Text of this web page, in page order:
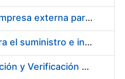
Servicios de una empresa externa para el asesoramiento y resolución de los recursos de alzada que se presentan relacionados con procesos de selección para la FNMT-RCM
Acuerdo marco para el suministro e instalación de persianas, estores y otros complementos
Servicio de Calibración y Verificación Externa de los Equipos de Medición del Servicio de Prevención de la FNMT-RCM